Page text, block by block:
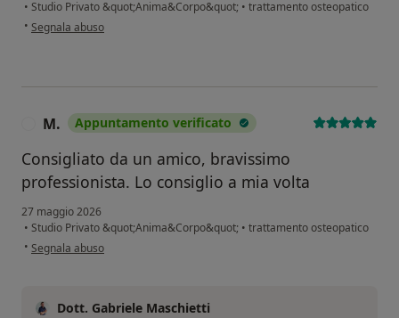
• Studio Privato &quot;Anima&Corpo&quot; • trattamento osteopatico
• secondo l'opinione dell'utente E.D.B.
Segnala abuso
M. Appuntamento verificato
Consigliato da un amico, bravissimo
professionista. Lo consiglio a mia volta
27 maggio 2026
• Studio Privato &quot;Anima&Corpo&quot; • trattamento osteopatico
• secondo l'opinione dell'utente M.
Segnala abuso
Dott. Gabriele Maschietti